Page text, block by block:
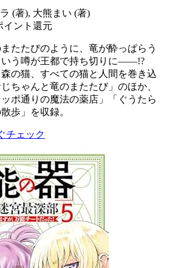
(著), 大熊まい (著)
イント還元
たたびのように、竜が酔っぱらう
いう噂が王都で持ち切りに――!?
の猫、すべての猫と人間を巻き込
ちゃんと竜のまたたび」のほか、
ッポ通りの魔法の薬店」「ぐうたら
歩」を収録。
チェック